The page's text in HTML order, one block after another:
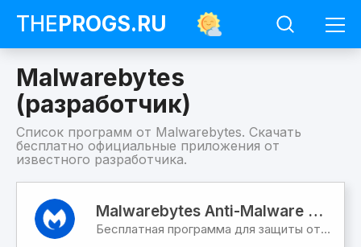
THEPROGS.RU
Malwarebytes
(разработчик)
Список программ от Malwarebytes. Скачать
бесплатно официальные приложения от
известного разработчика.
Malwarebytes
(разработчик)Malwarebytes Anti-Malware Free
Бесплатная программа для защиты от вредоносного ПО и шпионских программ